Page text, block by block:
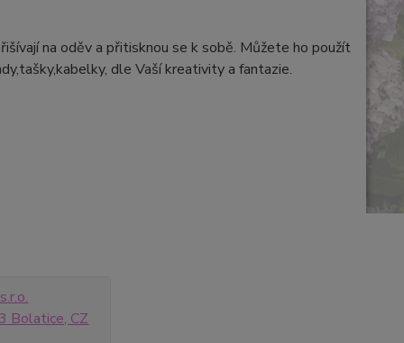
na oděv a přitisknou se k sobě. Můžete ho použít
dle Vaší kreativity a fantazie.
Bolatice, CZ